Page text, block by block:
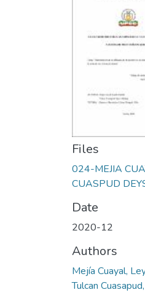
Files
024-MEJIA
CUASPUD
Date
2020-12
Authors
Mejía Cuayal,
Tulcan